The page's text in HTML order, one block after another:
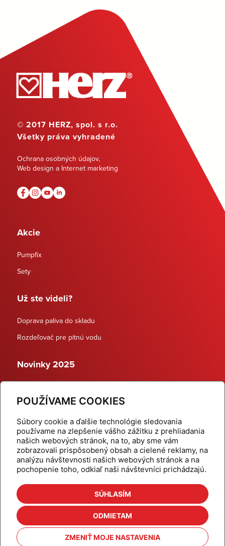
POUŽÍVAME COOKIES
Súbory cookie a ďalšie technológie sledovania
používame na zlepšenie vášho zážitku z prehliadania
našich webových stránok, na to, aby sme vám
zobrazovali prispôsobený obsah a cielené reklamy, na
analýzu návštevnosti našich webových stránok a na
pochopenie toho, odkiaľ naši návštevníci prichádzajú.
SÚHLASÍM
ODMIETAM
ZMENIŤ MOJE NASTAVENIA
© 2017 HERZ, spol. s r.o.
Všetky práva vyhradené
Ochrana osobných údajov,
Web design a Internet marketing
Akcie
Pumpfix
Sety
Už ste videli?
Doprava paliva do skladu
Rozdeľovač pre pitnú vodu
Novinky 2025
Dynamické termostatické ventily
Domov
Produkty
Aktuality
Odber šikovné tipy
Kalkulačky
Cenníky
Na stiahnutie
Referencie
Kontakt